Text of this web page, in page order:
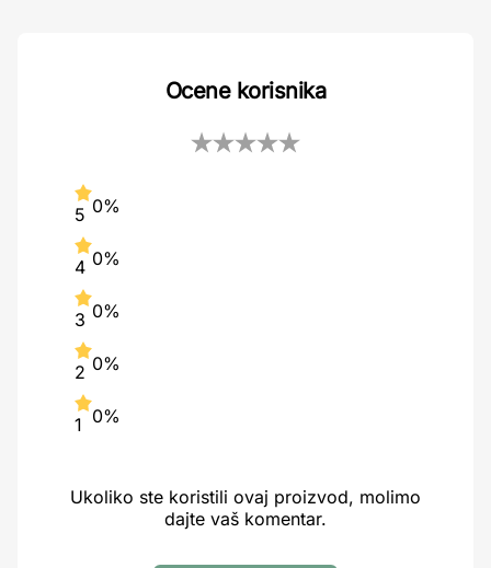
Ocene korisnika
5 0%
4 0%
3 0%
2 0%
1 0%
Ukoliko ste koristili ovaj proizvod, molimo
dajte vaš komentar.